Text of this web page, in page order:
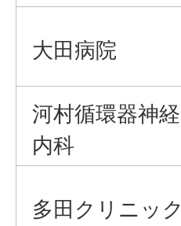
大田病院
河村循環器神経
内科
多田クリニック